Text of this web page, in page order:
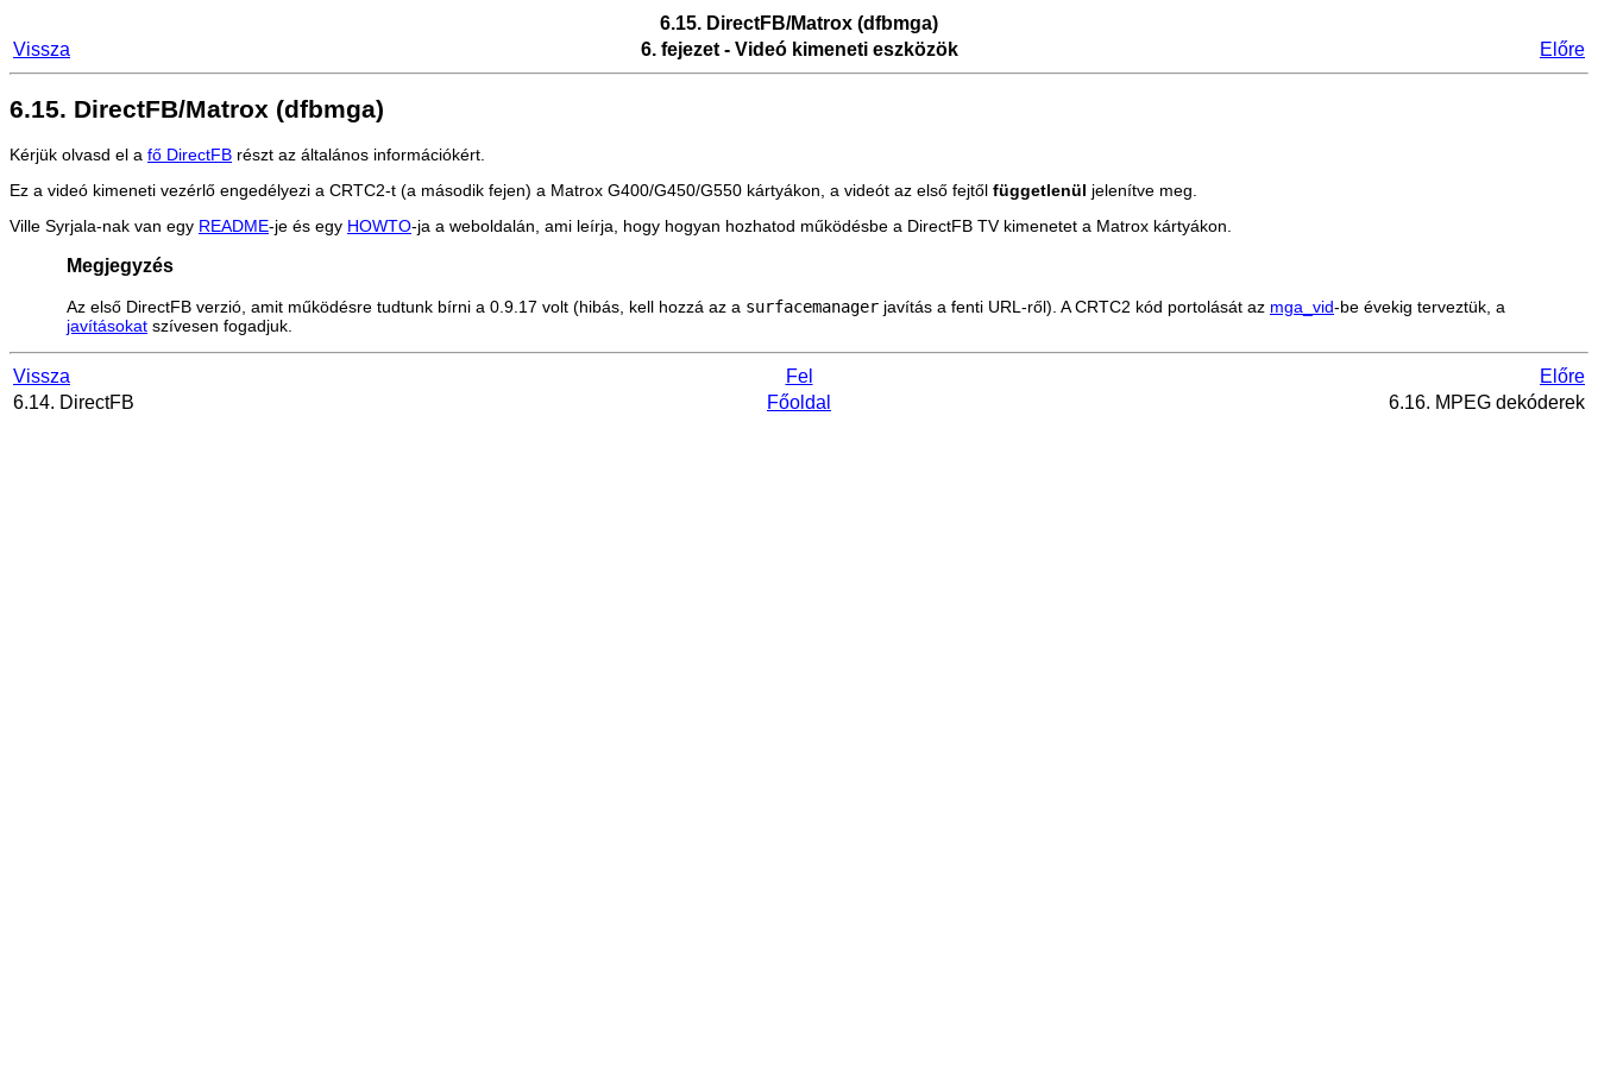
6.15. DirectFB/Matrox (dfbmga)
Vissza
6. fejezet - Videó kimeneti eszközök Előre
6.15. DirectFB/Matrox (dfbmga)
Kérjük olvasd el a fő DirectFB részt az általános információkért.
Ez a videó kimeneti vezérlő engedélyezi a CRTC2-t (a második fejen) a Matrox G400/G450/G550 kártyákon, a videót az első fejtől függetlenül jelenítve meg.
Ville Syrjala-nak van egy README-je és egy HOWTO-ja a weboldalán, ami leírja, hogy hogyan hozhatod működésbe a DirectFB TV kimenetet a Matrox kártyákon.
Megjegyzés
Az első DirectFB verzió, amit működésre tudtunk bírni a 0.9.17 volt (hibás, kell hozzá az a surfacemanager javítás a fenti URL-ről). A CRTC2 kód portolását az mga_vid-be évekig terveztük, a
javításokat szívesen fogadjuk.
Vissza Fel
Előre
6.14. DirectFB
Főoldal 6.16. MPEG dekóderek